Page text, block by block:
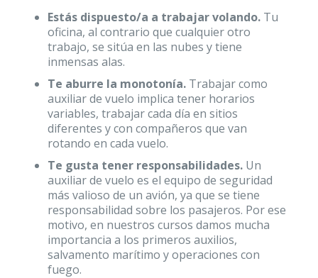
Estás dispuesto/a a trabajar volando.Tu
oficina, al contrario que cualquier otro
trabajo, se sitúa en las nubes y tiene
inmensas alas.
Te aburre la monotonía.Trabajar como
auxiliar de vuelo implica tener horarios
variables, trabajar cada día en sitios
diferentes y con compañeros que van
rotando en cada vuelo.
Te gusta tener responsabilidades.Un
auxiliar de vuelo es el equipo de seguridad
más valioso de un avión, ya que se tiene
responsabilidad sobre los pasajeros. Por ese
motivo, en nuestros cursos damos mucha
importancia a los primeros auxilios,
salvamento marítimo y operaciones con
fuego.